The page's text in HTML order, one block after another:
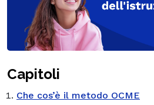
Capitoli
Che cos’è il metodo OCME